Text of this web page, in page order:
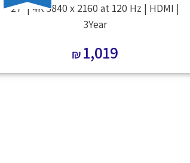
27' | 4K 3840 x 2160 at 120 Hz | HDMI |
3Year
₪1,019